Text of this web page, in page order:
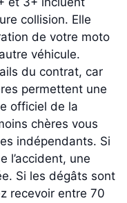
collision. Elle
de votre moto
véhicule.
du contrat, car
permettent une
officiel de la
chères vous
indépendants. Si
l’accident, une
Si les dégâts sont
recevoir entre 70